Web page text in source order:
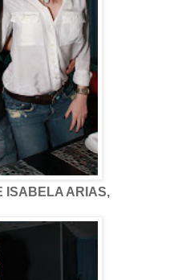
ISABELA ARIAS,